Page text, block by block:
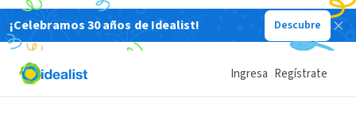
¡Celebramos 30 años de Idealist! Descubre
Ingresa Regístrate
ORGANIZACIÓN SIN FIN DE LUCRO
SPECIAL OLYMPICS PENNSYLVANIA
INC ADAMS COUNTY